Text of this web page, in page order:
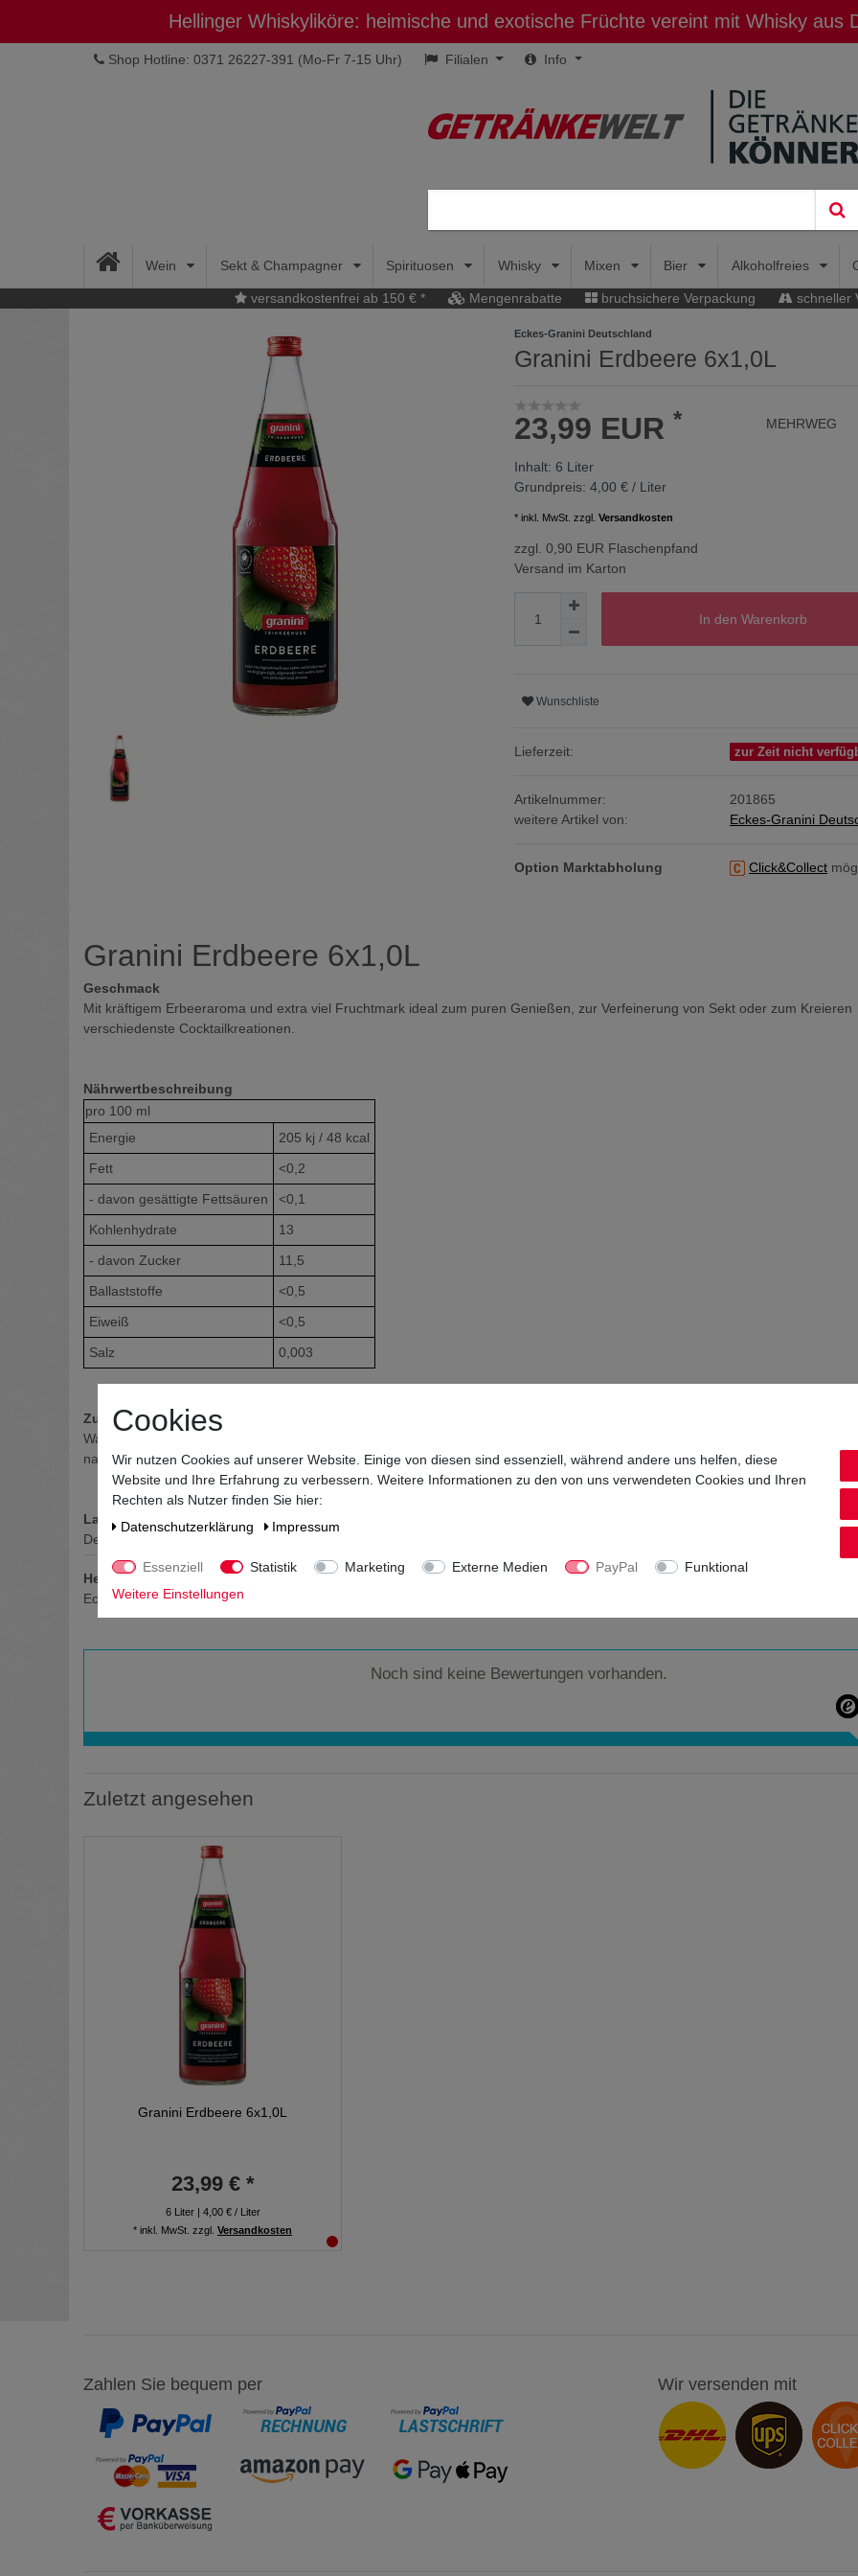
Hellinger Whiskyliköre: heimische und exotische Früchte vereint mit Whisky aus
Shop Hotline: 0371 26227-391 (Mo-Fr 7-15 Uhr) Filialen Info
Wein Sekt & Champagner Spirituosen Whisky Mixen Bier Alkoholfreies
versandkostenfrei ab 150 € * Mengenrabatte bruchsichere Verpackung schneller
Eckes-Granini Deutschland
Granini Erdbeere 6x1,0L
23,99 EUR *
Inhalt: 6 Liter
Grundpreis: 4,00 € / Liter
MEHRWEG
* inkl. MwSt. zzgl. Versandkosten
zzgl. 0,90 EUR Flaschenpfand
Versand im Karton
In den Warenkorb
Wunschliste
Lieferzeit: zur Zeit nicht
Artikelnummer:
201865
weitere Artikel von:
Eckes-Granini
Option Marktabholung Click&Collect
Granini Erdbeere 6x1,0L
Geschmack
Mit kräftigem Erbeeraroma und extra viel Fruchtmark ideal zum puren Genießen, zur Verfeinerung von Sekt oder zum Kreieren
verschiedenste Cocktailkreationen.
Nährwertbeschreibung
pro 100 ml
Energie
205 kj / 48 kcal
Fett
<0,2
- davon gesättigte Fettsäuren
<0,1
Kohlenhydrate
13
- davon Zucker
11,5
Ballaststoffe
<0,5
Eiweiß
<0,5
Salz
0,003
Zutaten / Allergene
Wasser, Erdbeermark (18%), Zucker, konzentrierter Mehrfruchtsaft (Zitrone, Erdbeere 2%*, Holunder, Aronia), Stabilisator
natürliches Aroma Allergikerinformationen - Gluten: nein - Laktose: nein - Milcheiweiß: nein - Phenylalaninquelle: nein
Land
Deutschland
Hersteller / Importeur
Eckes-Granini Deutschland GmbH, Ludwig-Eckes-Allee 6, 55268 Nieder-Olm
Noch sind keine Bewertungen vorhanden.
Zuletzt angesehen
Granini Erdbeere 6x1,0L
23,99 € *
6Liter| 4,00 € / Liter
* inkl. MwSt. zzgl. Versandkosten
Zahlen Sie bequem per Wir versenden mit
Cookies
Wir nutzen Cookies auf unserer Website. Einige von diesen sind essenziell, während andere uns helfen, diese
Website und Ihre Erfahrung zu verbessern. Weitere Informationen zu den von uns verwendeten Cookies und Ihren
Rechten als Nutzer finden Sie hier:
Daten­schutz­erklärung
Impressum
Essenziell Statistik Marketing Externe Medien PayPal
Funktional
Weitere Einstellungen